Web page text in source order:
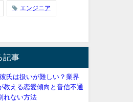
エンジニア
記事
氏は扱いが難しい？業界
教える恋愛傾向と音信不通
れない方法